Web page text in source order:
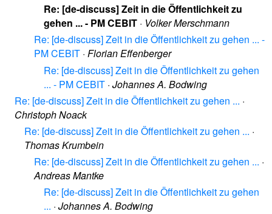
Re: [de-discuss] Zeit in die Öffentlichkeit zu
gehen ... - PM CEBIT · Volker Merschmann
Re: [de-discuss] Zeit in die Öffentlichkeit zu gehen ... -
PM CEBIT · Florian Effenberger
Re: [de-discuss] Zeit in die Öffentlichkeit zu gehen
... - PM CEBIT · Johannes A. Bodwing
Re: [de-discuss] Zeit in die Öffentlichkeit zu gehen ... ·
Christoph Noack
Re: [de-discuss] Zeit in die Öffentlichkeit zu gehen ... ·
Thomas Krumbein
Re: [de-discuss] Zeit in die Öffentlichkeit zu gehen ... ·
Andreas Mantke
Re: [de-discuss] Zeit in die Öffentlichkeit zu gehen
... · Johannes A. Bodwing